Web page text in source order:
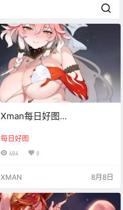
Xman每日好图
每日好图
684 0
XMAN 8月8日